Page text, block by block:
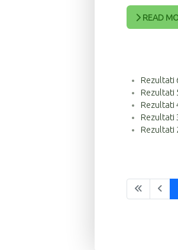
READ
Rezultati
Rezultati
Rezultati
Rezultati
Rezultati